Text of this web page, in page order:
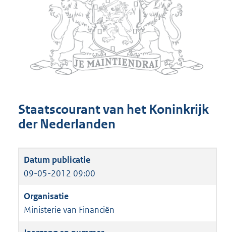
Staatscourant van het Koninkrijk
der Nederlanden
09-05-2012 09:00
Ministerie van Financiën